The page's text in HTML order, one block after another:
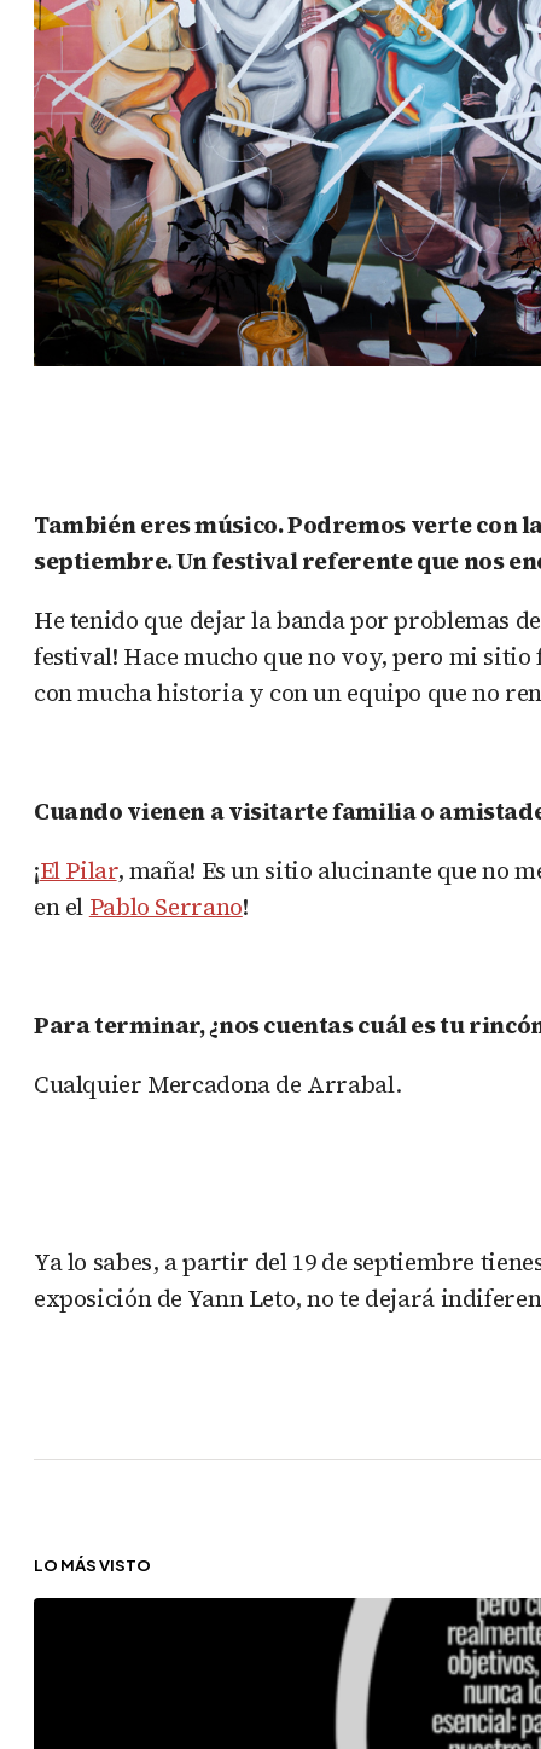
También eres músico. Podremos verte con
septiembre. Un festival referente que nos
He tenido que dejar la banda por problemas
festival! Hace mucho que no voy, pero mi
con mucha historia y con un equipo que no
Cuando vienen a visitarte familia o
¡El Pilar, maña! Es un sitio alucinante que no
en el Pablo Serrano!
Para terminar, ¿nos cuentas cuál es tu
Cualquier Mercadona de Arrabal.
Ya lo sabes, a partir del 19 de septiembre
exposición de Yann Leto, no te dejará
LO MÁS VISTO